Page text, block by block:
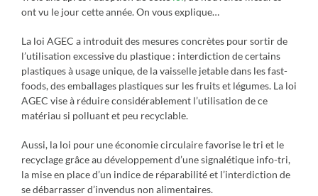
ont vu le jour cette année. On vous explique…
La loi AGEC a introduit des mesures concrètes pour sortir de
l’utilisation excessive du plastique : interdiction de certains
plastiques à usage unique, de la vaisselle jetable dans les fast-
foods, des emballages plastiques sur les fruits et légumes. La loi
AGEC vise à réduire considérablement l’utilisation de ce
matériau si polluant et peu recyclable.
Aussi, la loi pour une économie circulaire favorise le tri et le
recyclage grâce au développement d’une signalétique info-tri,
la mise en place d’un indice de réparabilité et l’interdiction de
se débarrasser d’invendus non alimentaires.